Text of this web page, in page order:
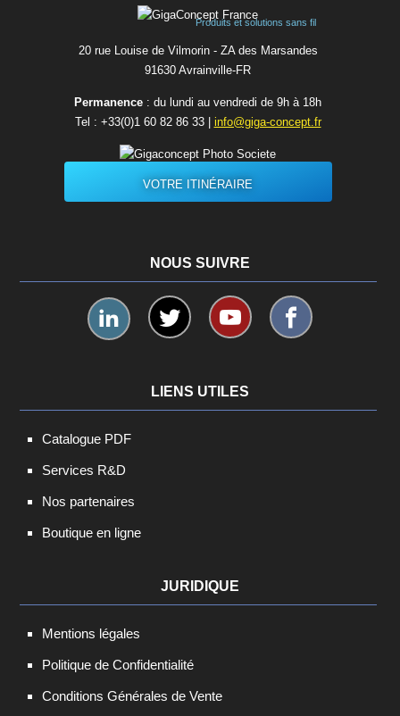
Produits et solutions sans fil
20 rue Louise de Vilmorin - ZA des Marsandes
91630 Avrainvilleㅤ-ㅤFR
Permanence : du lundi au vendredi de 9h à 18h
Tel : +33(0)1 60 82 86 33| info@giga-concept.fr
VOTRE ITINÉRAIRE
NOUS SUIVRE
LIENS UTILES
Catalogue PDF
Services R&D
Nos partenaires
Boutique en ligne
JURIDIQUE
Mentions légales
Politique de Confidentialité
Conditions Générales de Vente